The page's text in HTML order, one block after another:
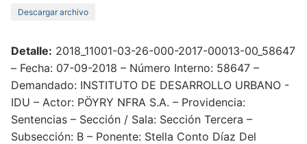
Descargar archivo
Detalle: 2018_11001-03-26-000-2017-00013-00_58647
– Fecha: 07-09-2018 – Número Interno: 58647 –
Demandado: INSTITUTO DE DESARROLLO URBANO -
IDU – Actor: PÖYRY NFRA S.A. – Providencia:
Sentencias – Sección / Sala: Sección Tercera –
Subsección: B – Ponente: Stella Conto Díaz Del